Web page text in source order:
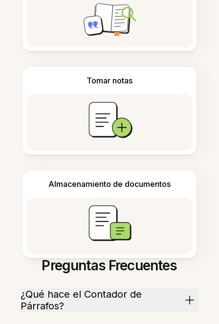
Tomar notas
Almacenamiento de documentos
Preguntas Frecuentes
¿Qué hace el Contador de
Párrafos?